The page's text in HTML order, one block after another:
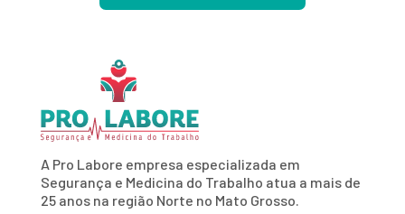
A Pro Labore empresa especializada em
Segurança e Medicina do Trabalho atua a mais de
25 anos na região Norte no Mato Grosso.